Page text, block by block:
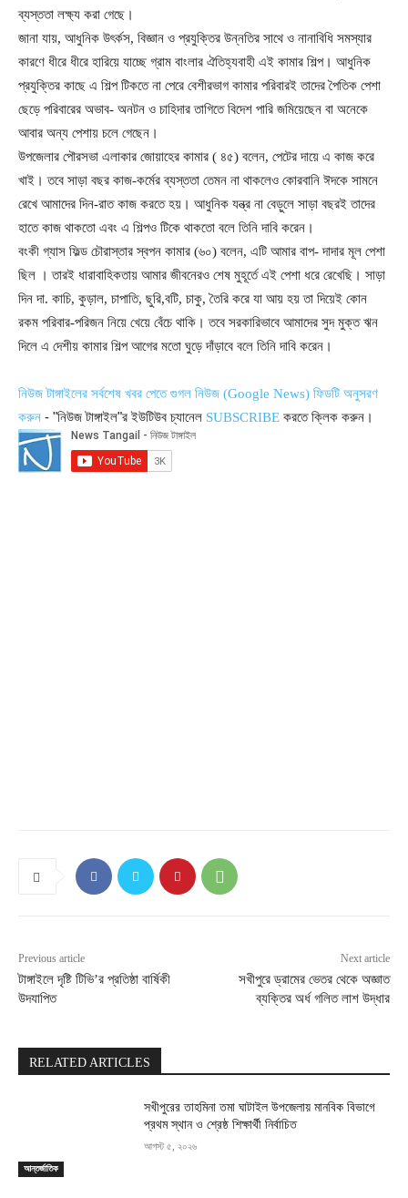
ব্যস্ততা লক্ষ্য করা গেছে।
জানা যায়, আধুনিক উৎর্কস, বিজ্ঞান ও প্রযুক্তির উন্নতির সাথে ও নানাবিধি সমস্যার
কারণে ধীরে ধীরে হারিয়ে যাচ্ছে গ্রাম বাংলার ঐতিহ্যবাহী এই কামার শিল্প। আধুনিক
প্রযুক্তির কাছে এ শিল্প টিকতে না পেরে বেশীরভাগ কামার পরিবারই তাদের পৈতিক পেশা
ছেড়ে পরিবারের অভাব- অনটন ও চাহিদার তাগিতে বিদেশ পারি জমিয়েছেন বা অনেকে
আবার অন্য পেশায় চলে গেছেন।
উপজেলার পৌরসভা এলাকার জোয়াহের কামার ( ৪৫) বলেন, পেটের দায়ে এ কাজ করে
খাই। তবে সাড়া বছর কাজ-কর্মের ব্যস্ততা তেমন না থাকলেও কোরবানি ঈদকে সামনে
রেখে আমাদের দিন-রাত কাজ করতে হয়। আধুনিক যন্ত্র না বেড়ুলে সাড়া বছরই তাদের
হাতে কাজ থাকতো এবং এ শিল্পও টিকে থাকতো বলে তিনি দাবি করেন।
বংকী গ্যাস ফিল্ড চৌরাস্তার স্বপন কামার (৬০) বলেন, এটি আমার বাপ- দাদার মূল পেশা
ছিল । তারই ধারাবাহিকতায় আমার জীবনেরও শেষ মুহূর্তে এই পেশা ধরে রেখেছি। সাড়া
দিন দা. কাচি, কুড়াল, চাপাতি, ছুরি,বটি, চাকু, তৈরি করে যা আয় হয় তা দিয়েই কোন
রকম পরিবার-পরিজন নিয়ে খেয়ে বেঁচে থাকি। তবে সরকারিভাবে আমাদের সুদ মুক্ত ঋন
দিলে এ দেশীয় কামার শিল্প আগের মতো ঘুড়ে দাঁড়াবে বলে তিনি দাবি করেন।
নিউজ টাঙ্গাইলের সর্বশেষ খবর পেতে গুগল নিউজ (Google News) ফিডটি অনুসরণ
করুন - "নিউজ টাঙ্গাইল"র ইউটিউব চ্যানেল SUBSCRIBE করতে ক্লিক করুন।
Previous article
টাঙ্গাইলে দৃষ্টি টিভি’র প্রতিষ্ঠা বার্ষিকী
উদযাপিত
Next article
সখীপুরে ড্রামের ভেতর থেকে অজ্ঞাত
ব্যক্তির অর্ধ গলিত লাশ উদ্ধার
RELATED ARTICLES
আন্তর্জাতিক
সখীপুরের তাহমিনা তমা ঘাটাইল উপজেলায় মানবিক বিভাগে
প্রথম স্থান ও শ্রেষ্ঠ শিক্ষার্থী নির্বাচিত
আগস্ট ৫, ২০২৬